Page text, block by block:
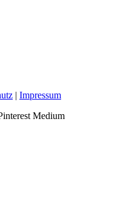
| Impressum
Medium